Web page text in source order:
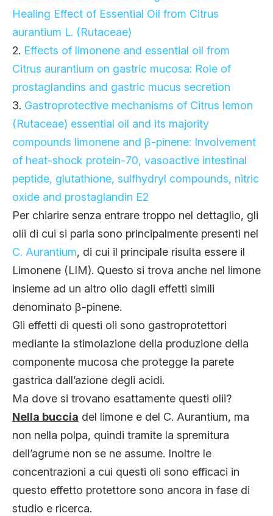
Healing Effect of Essential Oil from Citrus
aurantium L. (Rutaceae)
2. Effects of limonene and essential oil from
Citrus aurantium on gastric mucosa: Role of
prostaglandins and gastric mucus secretion
3. Gastroprotective mechanisms of Citrus lemon
(Rutaceae) essential oil and its majority
compounds limonene and β-pinene: Involvement
of heat-shock protein-70, vasoactive intestinal
peptide, glutathione, sulfhydryl compounds, nitric
oxide and prostaglandin E2
Per chiarire senza entrare troppo nel dettaglio, gli
olii di cui si parla sono principalmente presenti nel
C. Aurantium, di cui il principale risulta essere il
Limonene (LIM). Questo si trova anche nel limone
insieme ad un altro olio dagli effetti simili
denominato β-pinene.
Gli effetti di questi oli sono gastroprotettori
mediante la stimolazione della produzione della
componente mucosa che protegge la parete
gastrica dall’azione degli acidi.
Ma dove si trovano esattamente questi olii?
Nella buccia del limone e del C. Aurantium, ma
non nella polpa, quindi tramite la spremitura
dell’agrume non se ne assume. Inoltre le
concentrazioni a cui questi oli sono efficaci in
questo effetto protettore sono ancora in fase di
studio e ricerca.